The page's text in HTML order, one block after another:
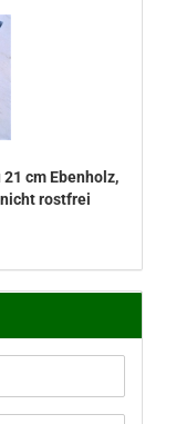
cm Ebenholz,
rostfrei